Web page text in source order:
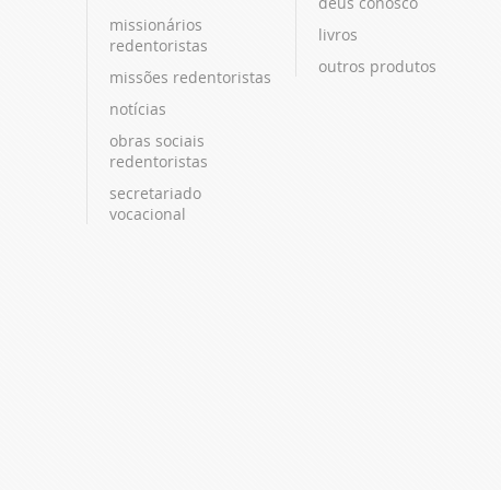
missionários
redentoristas
missões redentoristas
notícias
obras sociais
redentoristas
secretariado
vocacional
livros
outros produtos